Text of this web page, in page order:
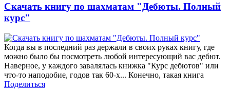
Скачать книгу по шахматам "Дебюты. Полный
курс"
Когда вы в последний раз держали в своих руках книгу, где
можно было бы посмотреть любой интересующий вас дебют.
Наверное, у каждого завалялась книжка "Курс дебютов" или
что-то наподобие, годов так 60-х... Конечно, такая книга
Поделиться